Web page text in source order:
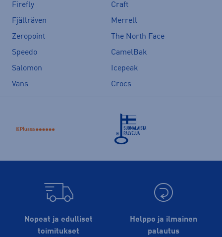
Firefly
Craft
Fjällräven
Merrell
Zeropoint
The North Face
Speedo
CamelBak
Salomon
Icepeak
Vans
Crocs
Nopeat ja edulliset
toimitukset
Helppo ja ilmainen
palautus